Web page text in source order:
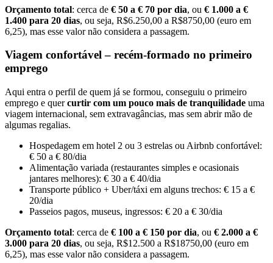
Orçamento total: cerca de € 50 a € 70 por dia, ou € 1.000 a €
1.400 para 20 dias, ou seja, R$6.250,00 a R$8750,00 (euro em
6,25), mas esse valor não considera a passagem.
Viagem confortável – recém-formado no primeiro
emprego
Aqui entra o perfil de quem já se formou, conseguiu o primeiro
emprego e quercurtir com um pouco mais de tranquilidade uma
viagem internacional, sem extravagâncias, mas sem abrir mão de
algumas regalias.
Hospedagem em hotel 2 ou 3 estrelas ou Airbnb confortável:
€ 50 a € 80/dia
Alimentação variada (restaurantes simples e ocasionais
jantares melhores): € 30 a € 40/dia
Transporte público + Uber/táxi em alguns trechos: € 15 a €
20/dia
Passeios pagos, museus, ingressos: € 20 a € 30/dia
Orçamento total: cerca de € 100 a € 150 por dia, ou € 2.000 a €
3.000 para 20 dias, ou seja, R$12.500 a R$18750,00 (euro em
6,25), mas esse valor não considera a passagem.